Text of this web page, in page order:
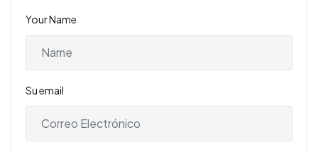
Your Name
Su email